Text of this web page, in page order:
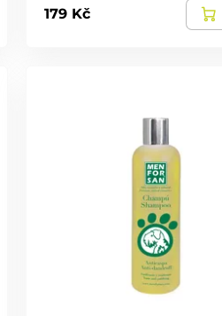
179 Kč